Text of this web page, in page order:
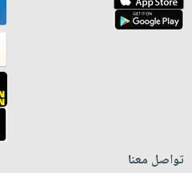
تواصل معنا